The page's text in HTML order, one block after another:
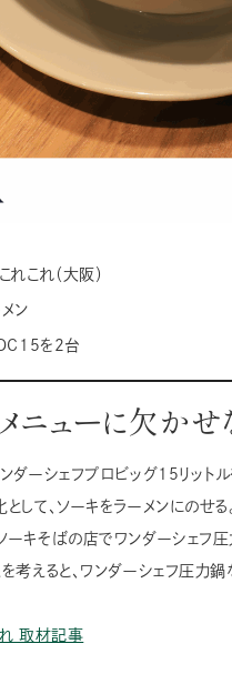
れこれ（大阪）
ン
を2台
ニューに欠かせ
ダーシェフプロビッグ15リット
して、ソーキをラーメンにのせる
キそばの店でワンダーシェフ圧
考えると、ワンダーシェフ圧力鍋
れ 取材記事